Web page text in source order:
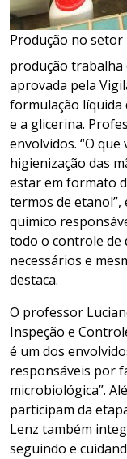
Produção no setor
produção
aprovada pela
formulação
e a glicerina.
envolvidos. “O
higienização das
estar em formato
termos de
químico
todo o controle de
necessários e
destaca.
O professor
Inspeção e
é um dos
responsáveis por
microbiológica”.
participam da
Lenz também
seguindo e